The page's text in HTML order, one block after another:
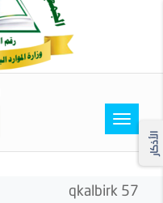
Toggle
navigation
الأذكار
qkalbirk 57